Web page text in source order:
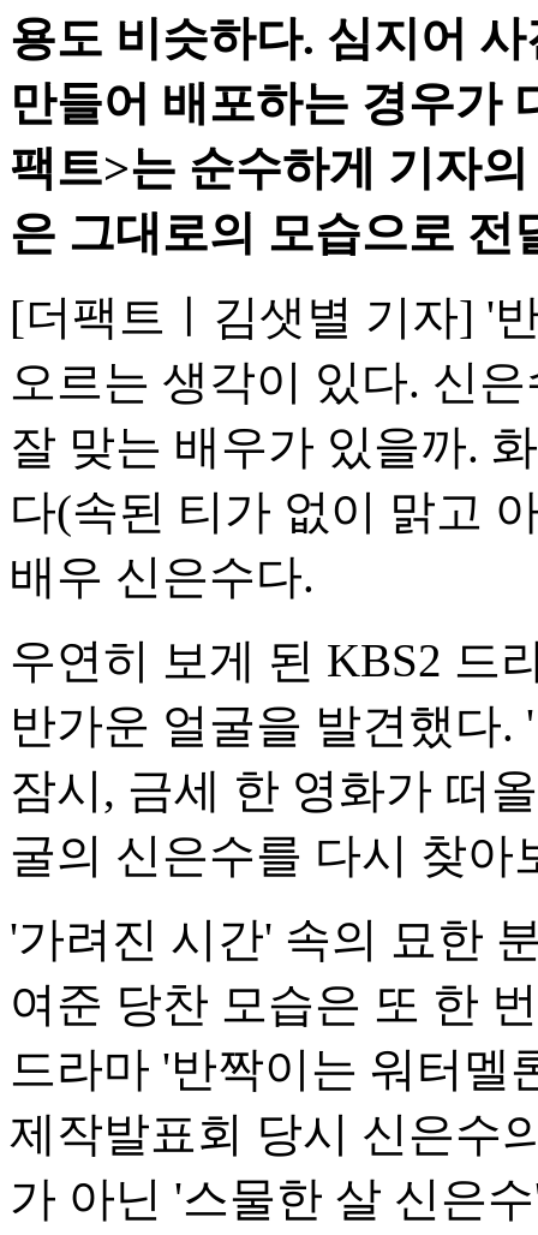
용도 비슷하다. 심지어
만들어 배포하는 경우가
팩트>는 순수하게 기자
은 그대로의 모습으로 전
[더팩트ㅣ김샛별 기자] '
오르는 생각이 있다. 신
잘 맞는 배우가 있을까.
다(속된 티가 없이 맑고
배우 신은수다.
우연히 보게 된 KBS2 드
반가운 얼굴을 발견했다.
잠시, 금세 한 영화가 떠
굴의 신은수를 다시 찾아
'가려진 시간' 속의 묘한
여준 당찬 모습은 또 한
드라마 '반짝이는 워터멜
제작발표회 당시 신은수
가 아닌 '스물한 살 신은